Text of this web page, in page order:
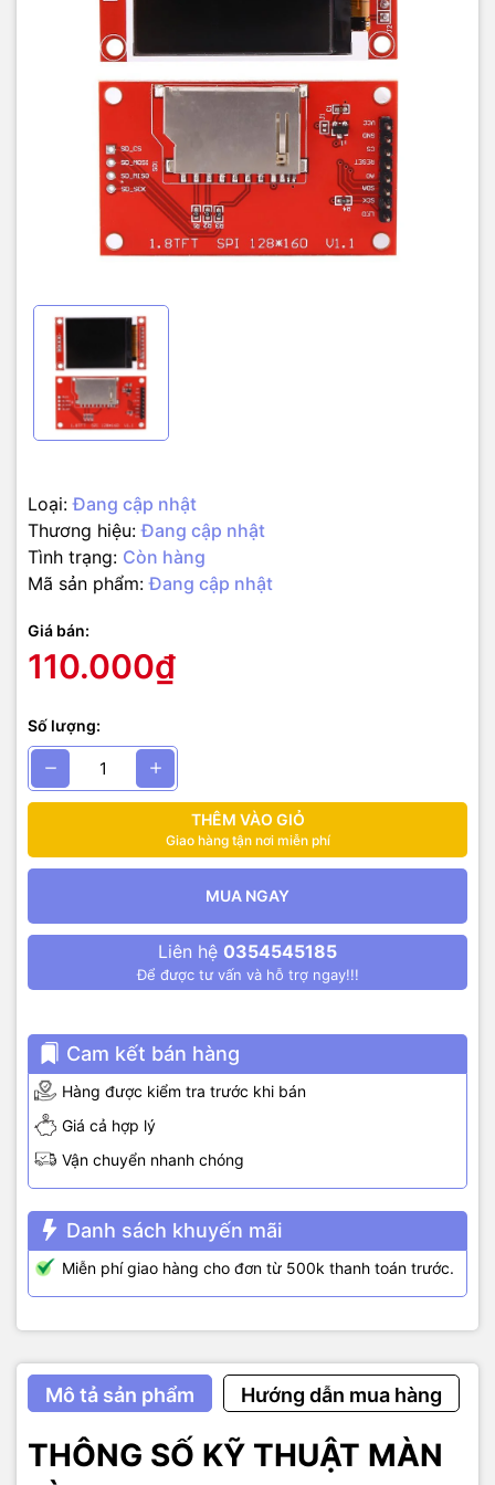
Loại: Đang cập nhật
Thương hiệu: Đang cập nhật
Tình trạng: Còn hàng
Mã sản phẩm: Đang cập nhật
Giá bán:
110.000₫
Số lượng:
THÊM VÀO GIỎ
Giao hàng tận nơi miễn phí
MUA NGAY
Liên hệ 0354545185
Để được tư vấn và hỗ trợ ngay!!!
Cam kết bán hàng
Hàng được kiểm tra trước khi bán
Giá cả hợp lý
Vận chuyển nhanh chóng
Danh sách khuyến mãi
Miễn phí giao hàng cho đơn từ 500k thanh toán trước.
Mô tả sản phẩm Hướng dẫn mua hàng
THÔNG SỐ KỸ THUẬT MÀN